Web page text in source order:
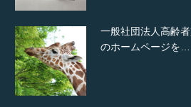
一般社団法人高齢
のホームページを…